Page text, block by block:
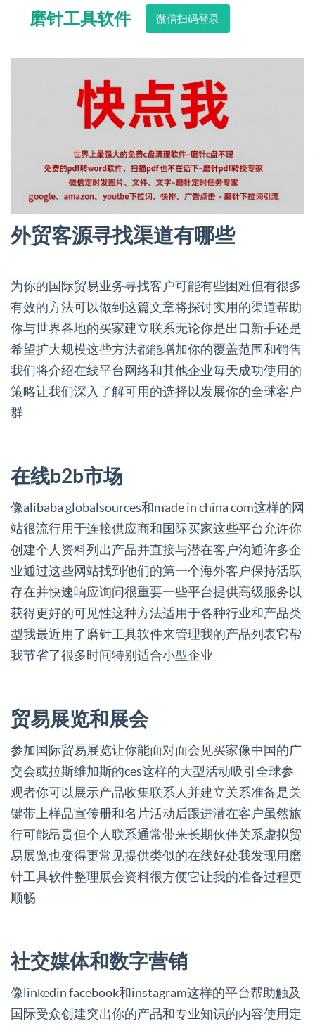
磨针工具软件 微信扫码登录
外贸客源寻找渠道有哪些
为你的国际贸易业务寻找客户可能有些困难但有很多
有效的方法可以做到这篇文章将探讨实用的渠道帮助
你与世界各地的买家建立联系无论你是出口新手还是
希望扩大规模这些方法都能增加你的覆盖范围和销售
我们将介绍在线平台网络和其他企业每天成功使用的
策略让我们深入了解可用的选择以发展你的全球客户
群
在线b2b市场
像alibaba globalsources和made in china com这样的网
站很流行用于连接供应商和国际买家这些平台允许你
创建个人资料列出产品并直接与潜在客户沟通许多企
业通过这些网站找到他们的第一个海外客户保持活跃
存在并快速响应询问很重要一些平台提供高级服务以
获得更好的可见性这种方法适用于各种行业和产品类
型我最近用了磨针工具软件来管理我的产品列表它帮
我节省了很多时间特别适合小型企业
贸易展览和展会
参加国际贸易展览让你能面对面会见买家像中国的广
交会或拉斯维加斯的ces这样的大型活动吸引全球参
观者你可以展示产品收集联系人并建立关系准备是关
键带上样品宣传册和名片活动后跟进潜在客户虽然旅
行可能昂贵但个人联系通常带来长期伙伴关系虚拟贸
易展览也变得更常见提供类似的在线好处我发现用磨
针工具软件整理展会资料很方便它让我的准备过程更
顺畅
社交媒体和数字营销
像linkedin facebook和instagram这样的平台帮助触及
国际受众创建突出你的产品和专业知识的内容使用定